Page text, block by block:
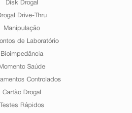
Disk Drogal
Drive-Thru
Manipulação
de Laboratório
Bioimpedância
Momento Saúde
Controlados
Cartão Drogal
Testes Rápidos